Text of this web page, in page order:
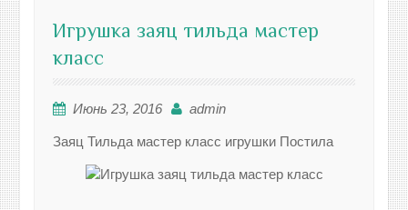
Игрушка заяц тильда мастер
класс
Июнь 23, 2016 admin
Заяц Тильда мастер класс игрушки Постила